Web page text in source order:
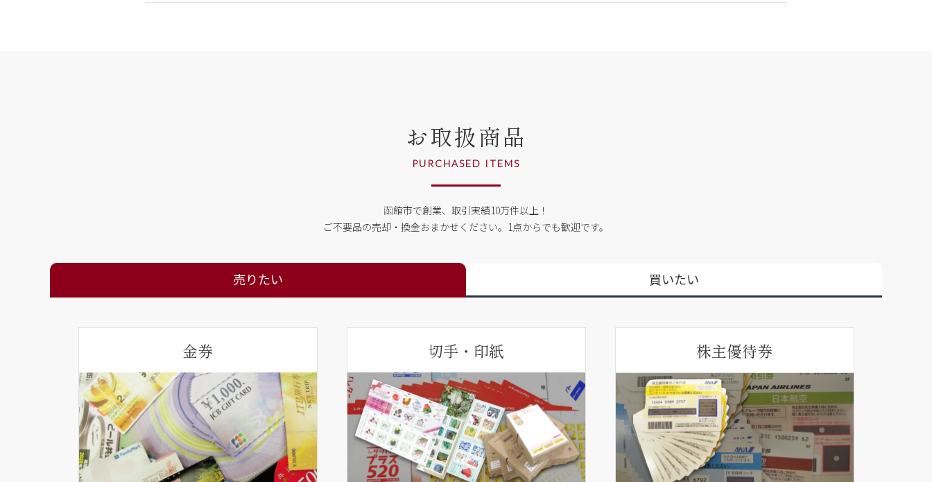
お取扱商品
PURCHASED ITEMS
函館市で創業、取引実績10万件以上！
ご不要品の売却・換金おまかせください。 1点からでも歓迎です。
売りたい 買いたい
金券 切手・印紙 株主優待券